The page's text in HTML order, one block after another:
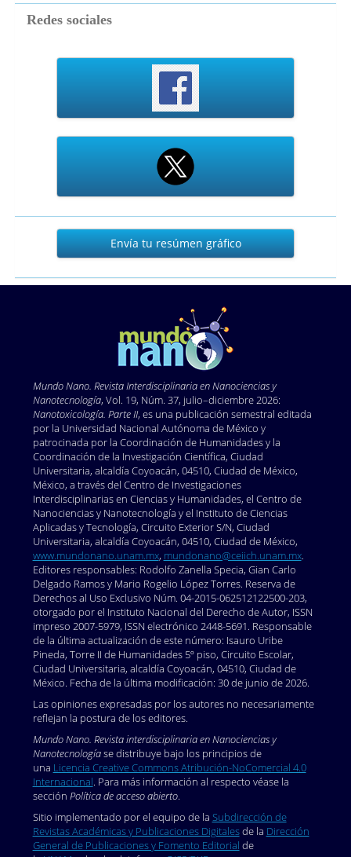
Redes sociales
Envía
resúmen
gráfico
Envía tu resúmen gráfico
Mundo Nano. Revista Interdisciplinaria en Nanociencias y
Nanotecnología, Vol. 19, Núm. 37, julio–diciembre 2026:
Nanotoxicología. Parte II, es una publicación semestral editada
por la Universidad Nacional Autónoma de México y
patrocinada por la Coordinación de Humanidades y la
Coordinación de la Investigación Científica, Ciudad
Universitaria, alcaldía Coyoacán, 04510, Ciudad de México,
México, a través del Centro de Investigaciones
Interdisciplinarias en Ciencias y Humanidades, el Centro de
Nanociencias y Nanotecnología y el Instituto de Ciencias
Aplicadas y Tecnología, Circuito Exterior S/N, Ciudad
Universitaria, alcaldía Coyoacán, 04510, Ciudad de México,
www.mundonano.unam.mx, mundonano@ceiich.unam.mx.
Editores responsables: Rodolfo Zanella Specia, Gian Carlo
Delgado Ramos y Mario Rogelio López Torres. Reserva de
Derechos al Uso Exclusivo Núm. 04-2015-062512122500-203,
otorgado por el Instituto Nacional del Derecho de Autor, ISSN
impreso 2007-5979, ISSN electrónico 2448-5691. Responsable
de la última actualización de este número: Isauro Uribe
Pineda, Torre II de Humanidades 5º piso, Circuito Escolar,
Ciudad Universitaria, alcaldía Coyoacán, 04510, Ciudad de
México. Fecha de la última modificación: 30 de junio de 2026.
Las opiniones expresadas por los autores no necesariamente
reflejan la postura de los editores.
Mundo Nano. Revista interdisciplinaria en Nanociencias y
Nanotecnologíase distribuye bajo los principios de
una Licencia Creative Commons Atribución-NoComercial 4.0
Internacional. Para más información al respecto véase la
sección Política de acceso abierto.
Sitio implementado por el equipo de la Subdirección de
Revistas Académicas y Publicaciones Digitalesde la Dirección
General de Publicaciones y Fomento Editorial de